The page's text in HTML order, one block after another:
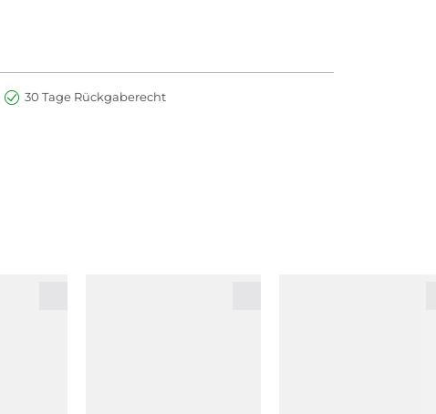
30 Tage Rückgaberecht